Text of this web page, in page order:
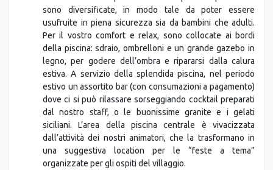
sono diversificate, in modo tale da poter essere
usufruite in piena sicurezza sia da bambini che adulti.
Per il vostro comfort e relax, sono collocate ai bordi
della piscina: sdraio, ombrelloni e un grande gazebo in
legno, per godere dell’ombra e ripararsi dalla calura
estiva. A servizio della splendida piscina, nel periodo
estivo un assortito bar (con consumazioni a pagamento)
dove ci si può rilassare sorseggiando cocktail preparati
dal nostro staff, o le buonissime granite e i gelati
siciliani. L’area della piscina centrale è vivacizzata
dall’attività dei nostri animatori, che la trasformano in
una suggestiva location per le “feste a tema”
organizzate per gli ospiti del villaggio.